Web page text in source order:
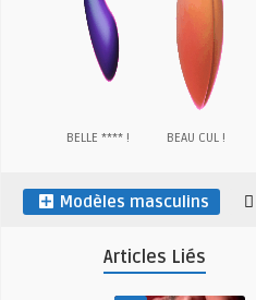
BELLE **** ! BEAU CUL !
Modèles masculins
Articles Liés